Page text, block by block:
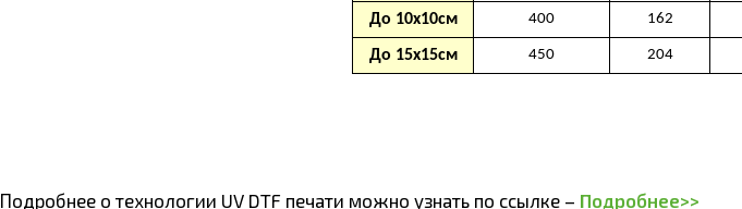
Подробнее о технологии UV DTF печати можно узнать по ссылке – Подробнее>>